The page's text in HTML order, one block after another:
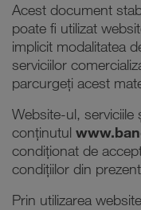
Acest document
poate fi utilizat
implicit modalitatea
serviciilor
parcurgeți acest
Website-ul, serviciile
conținutul
condiționat de
condițiilor din
Prin utilizarea